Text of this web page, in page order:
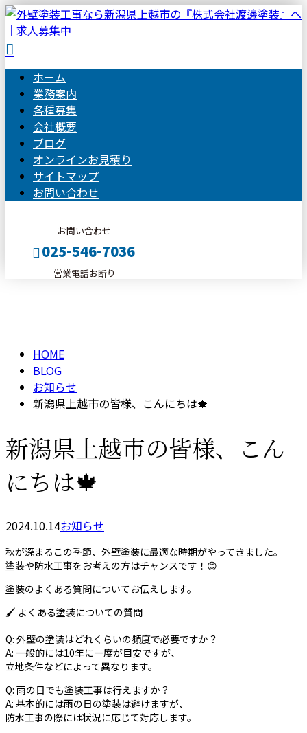
ホーム
業務案内
各種募集
会社概要
ブログ
オンラインお見積り
サイトマップ
お問い合わせ
お問い合わせ
025-546-7036
営業電話お断り
HOME
BLOG
お知らせ
新潟県上越市の皆様、こんにちは🍁
新潟県上越市の皆様、こん
にちは🍁
2024.10.14お知らせ
秋が深まるこの季節、外壁塗装に最適な時期がやってきました。
塗装や防水工事をお考えの方はチャンスです！😊
塗装のよくある質問についてお伝えします。
🖌️ よくある塗装についての質問
Q: 外壁の塗装はどれくらいの頻度で必要ですか？
A: 一般的には10年に一度が目安ですが、
立地条件などによって異なります。
Q: 雨の日でも塗装工事は行えますか？
A: 基本的には雨の日の塗装は避けますが、
防水工事の際には状況に応じて対応します。